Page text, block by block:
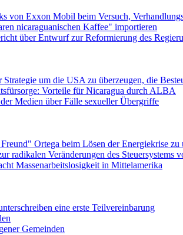
von Exxon Mobil beim Versuch,
nicaraguanischen Kaffee" importieren
über Entwurf zur Reformierung des
um die USA zu überzeugen, die
Vorteile für Nicaragua durch ALBA
Medien über Fälle sexueller Übergriffe
Ortega beim Lösen der Energiekrise zu
radikalen Veränderungen des Steuersystems
Massenarbeitslosigkeit in Mittelamerika
eine erste Teilvereinbarung
Gemeinden